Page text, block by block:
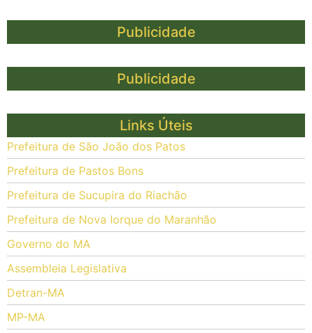
Publicidade
Publicidade
Links Úteis
Prefeitura de São João dos Patos
Prefeitura de Pastos Bons
Prefeitura de Sucupira do Riachão
Prefeitura de Nova Iorque do Maranhão
Governo do MA
Assembleia Legislativa
Detran-MA
MP-MA